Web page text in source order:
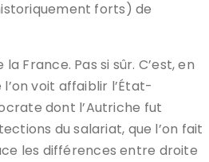
forts) de
France. Pas si sûr. C’est, en
voit affaiblir l’État-
dont l’Autriche fut
du salariat, que l’on fait
les différences entre droite